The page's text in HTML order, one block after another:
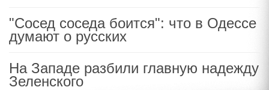
"Сосед соседа боится": что в Одессе
думают о русских
На Западе разбили главную надежду
Зеленского